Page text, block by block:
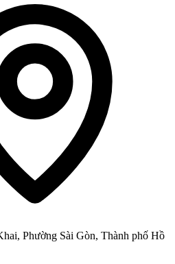
Phường Sài Gòn, Thành phố Hồ